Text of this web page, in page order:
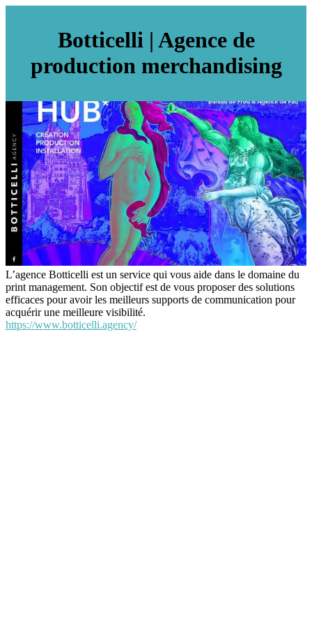
Botticelli | Agence de
production merchan­di­sing
L’agence Botticelli est un service qui vous aide dans le domaine du
print management. Son objectif est de vous proposer des solutions
efficaces pour avoir les meilleurs supports de communication pour
acquérir une meilleure visibilité.
https://www.botticelli.agency/